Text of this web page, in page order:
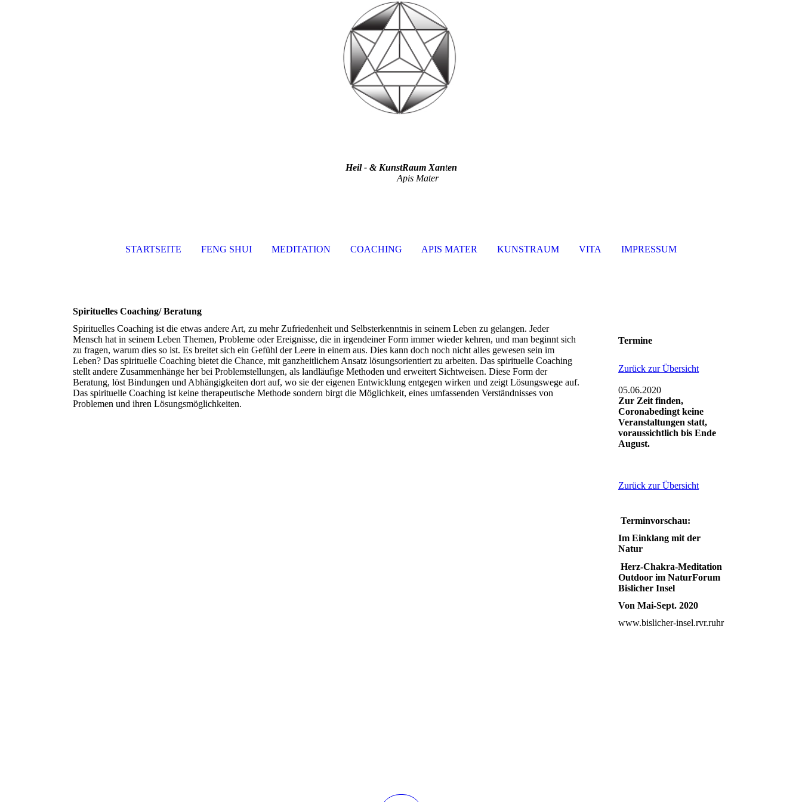
Heil - & KunstRaum Xanten
Apis Mater
STARTSEITE FENG SHUI MEDITATION COACHING APIS MATER KUNSTRAUM VITA IMPRESSUM
Spirituelles Coaching/ Beratung
Spirituelles Coaching ist die etwas andere Art, zu mehr Zufriedenheit und Selbsterkenntnis in seinem Leben zu gelangen. Jeder
Mensch hat in seinem Leben Themen, Probleme oder Ereignisse, die in irgendeiner Form immer wieder kehren, und man beginnt sich
zu fragen, warum dies so ist. Es breitet sich ein Gefühl der Leere in einem aus. Dies kann doch noch nicht alles gewesen sein im
Leben? Das spirituelle Coaching bietet die Chance, mit ganzheitlichem Ansatz lösungsorientiert zu arbeiten. Das spirituelle Coaching
stellt andere Zusammenhänge her bei Problemstellungen, als landläufige Methoden und erweitert Sichtweisen. Diese Form der
Beratung, löst Bindungen und Abhängigkeiten dort auf, wo sie der eigenen Entwicklung entgegen wirken und zeigt Lösungswege auf.
Das spirituelle Coaching ist keine therapeutische Methode sondern birgt die Möglichkeit, eines umfassenden Verständnisses von
Problemen und ihren Lösungsmöglichkeiten.
Termine
Zurück zur Übersicht
05.06.2020
Zur Zeit finden,
Coronabedingt keine
Veranstaltungen statt,
voraussichtlich bis Ende
August.
Zurück zur Übersicht
Terminvorschau:
Im Einklang mit der
Natur
Herz-Chakra-Meditation
Outdoor im NaturForum
Bislicher Insel
Von Mai-Sept. 2020
www.bislicher-insel.rvr.ruhr